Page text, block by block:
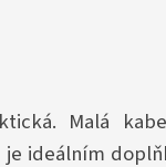
Malá
ideálním